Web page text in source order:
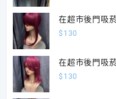
在超市後門吸
$ 130
在超市後門吸
$ 130